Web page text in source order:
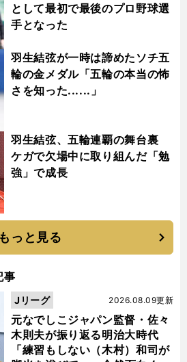
として最初で最後のプロ野球選
手となった
羽生結弦が一時は諦めたソチ五
輪の金メダル「五輪の本当の怖
さを知った......」
羽生結弦、五輪連覇の舞台裏
ケガで欠場中に取り組んだ「勉
強」で成長
もっと見る
事
元なでしこジャパン監督・佐々
木則夫が振り返る明治大時代
「練習もしない（木村）和司が
2026.08.09更新
Jリーグ